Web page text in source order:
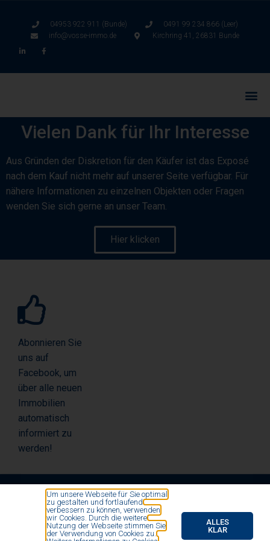
04953 922 911 (Bunde)
0491 99 234 866 (Leer)
info@vosse-immo.de
Kirchring 41, 26831 Bunde
Vielen Dank für Ihr Interesse
Aus Gründen der Diskretion für den Käufer ist das Exposé
nach dem Kauf nicht mehr auf unserer Seite verfügbar. Für
nähere Informationen zu einzelnen Objekten oder Fragen
wenden Sie sich gerne an unser Team.
Hier klicken
Abonnieren Sie
uns auf
Facebook, um
über alle neuen
Immobilien
automatisch
informiert zu
werden!
© All rights reserved by Vosse Immobilien- und
Finanzierungsmakler 2020
Um unsere Webseite für Sie optimal
zu gestalten und fortlaufend
verbessern zu können, verwenden
wir Cookies. Durch die weitere
Nutzung der Webseite stimmen Sie
der Verwendung von Cookies zu.
ALLES
KLAR